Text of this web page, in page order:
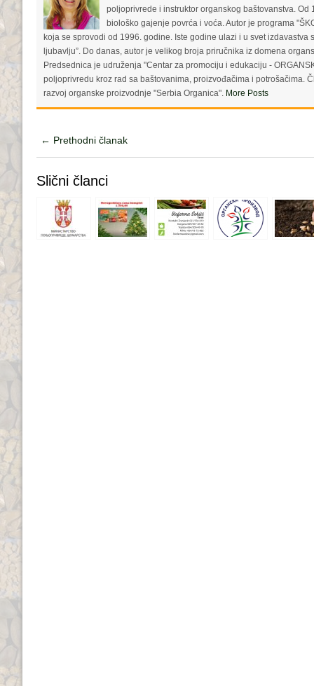
(
O
p
e
n
s
i
n
n
e
w
w
d
o
O
p
e
n
s
i
n
n
e
w
w
i
o
w
i
e
d
(
O
p
e
n
s
i
n
w
w
o
w
poljoprivrede i instruktor organskog baštovanstva. Od
biološko gajenje povrća i voća. Autor je programa
koja se sprovodi od 1996. godine. Iste godine ulazi i u svet izdavastva
ljubavlju”. Do danas, autor je velikog broja priručnika iz domena
Predsednica je udruženja "Centar za promociju i edukaciju -
poljoprivredu kroz rad sa baštovanima, proizvođačima i potrošačima.
razvoj organske proizvodnje "Serbia Organica". More Posts
← Prethodni članak
Slični članci